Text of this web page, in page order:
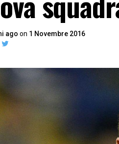
ago on 1 Novembre 2016